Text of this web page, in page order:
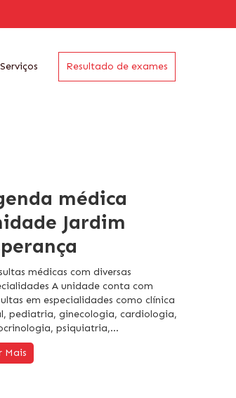
Serviços Resultado de exames
médica
Jardim
médicas com diversas
A unidade conta com
em especialidades como clínica
pediatria, ginecologia, cardiologia,
psiquiatria,…
Mais